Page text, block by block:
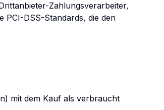
Zahlungsverarbeiter,
PCI-DSS-Standards, die den
mit dem Kauf als verbraucht